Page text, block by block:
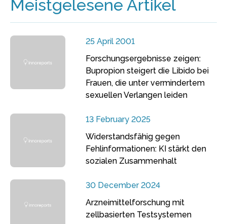
Meistgelesene Artikel
25 April 2001
Forschungsergebnisse zeigen:
Bupropion steigert die Libido bei
Frauen, die unter vermindertem
sexuellen Verlangen leiden
13 February 2025
Widerstandsfähig gegen
Fehlinformationen: KI stärkt den
sozialen Zusammenhalt
30 December 2024
Arzneimittelforschung mit
zellbasierten Testsystemen